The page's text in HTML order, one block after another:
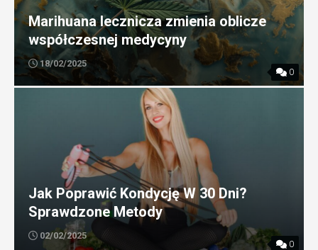
Marihuana lecznicza zmienia oblicze
współczesnej medycyny
18/02/2025
0
Jak Poprawić Kondycję W 30 Dni?
Sprawdzone Metody
02/02/2025
0